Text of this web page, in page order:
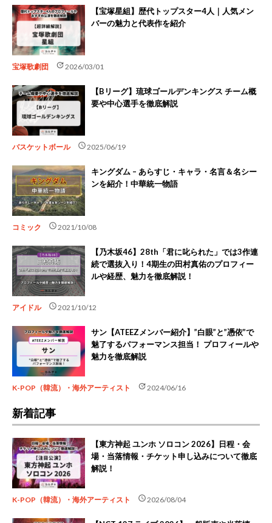
【宝塚星組】歴代トップスター4人｜人気メン
バーの魅力と代表作を紹介
宝塚歌劇団 update2026/03/01
【Bリーグ】琉球ゴールデンキングス チーム概
要や中心選手を徹底解説
バスケットボール schedule2025/06/19
キングダム – あらすじ・キャラ・名言＆名シー
ンを紹介！中華統一物語
コミック schedule2021/10/08
【乃木坂46】28th「君に叱られた」では3作連
続で選抜入り！4期生の田村真佑のプロフィー
ルや経歴、魅力を徹底解説！
アイドル schedule2021/10/12
サン【ATEEZメンバー紹介】”白眼”と”憑依”で
魅了するパフォーマンス担当！ プロフィールや
魅力を徹底解説
K-POP（韓流）・海外アーティスト update2024/06/16
新着記事
【東方神起 ユンホ ソロコン 2026】日程・会
場・当落情報・チケット申し込みについて徹底
解説！
K-POP（韓流）・海外アーティスト schedule2026/08/04